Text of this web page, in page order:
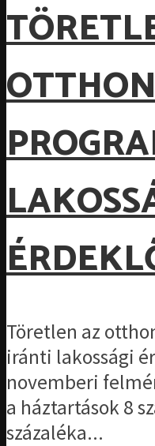
Töretlen az
iránti lakossági
novemberi
a háztartások 8
százaléka...